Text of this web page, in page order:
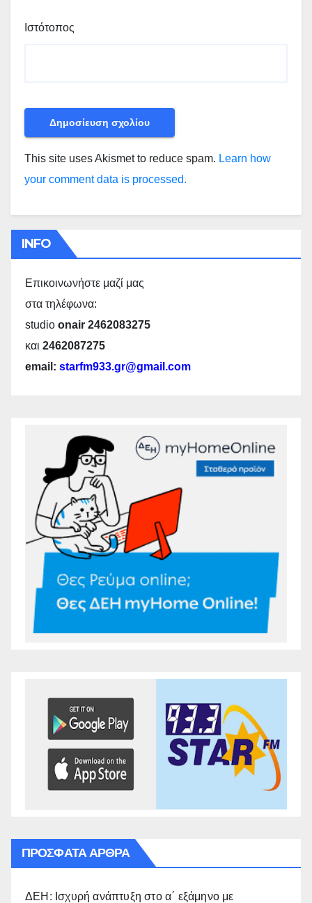
Ιστότοπος
This site uses Akismet to reduce spam. Learn how
your comment data is processed.
INFO
Επικοινωνήστε μαζί μας
στα τηλέφωνα:
studio onair 2462083275
και 2462087275
email: starfm933.gr@gmail.com
ΠΡΌΣΦΑΤΑ ΆΡΘΡΑ
ΔΕΗ: Ισχυρή ανάπτυξη στο α΄ εξάμηνο με